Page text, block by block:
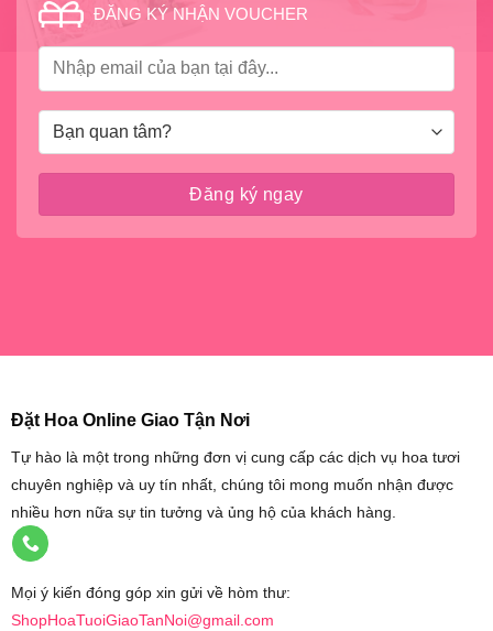
ĐĂNG KÝ NHẬN VOUCHER
Đặt Hoa Online Giao Tận Nơi
Tự hào là một trong những đơn vị cung cấp các dịch vụ hoa tươi
chuyên nghiệp và uy tín nhất, chúng tôi mong muốn nhận được
nhiều hơn nữa sự tin tưởng và ủng hộ của khách hàng.
Mọi ý kiến đóng góp xin gửi về hòm thư:
ShopHoaTuoiGiaoTanNoi@gmail.com